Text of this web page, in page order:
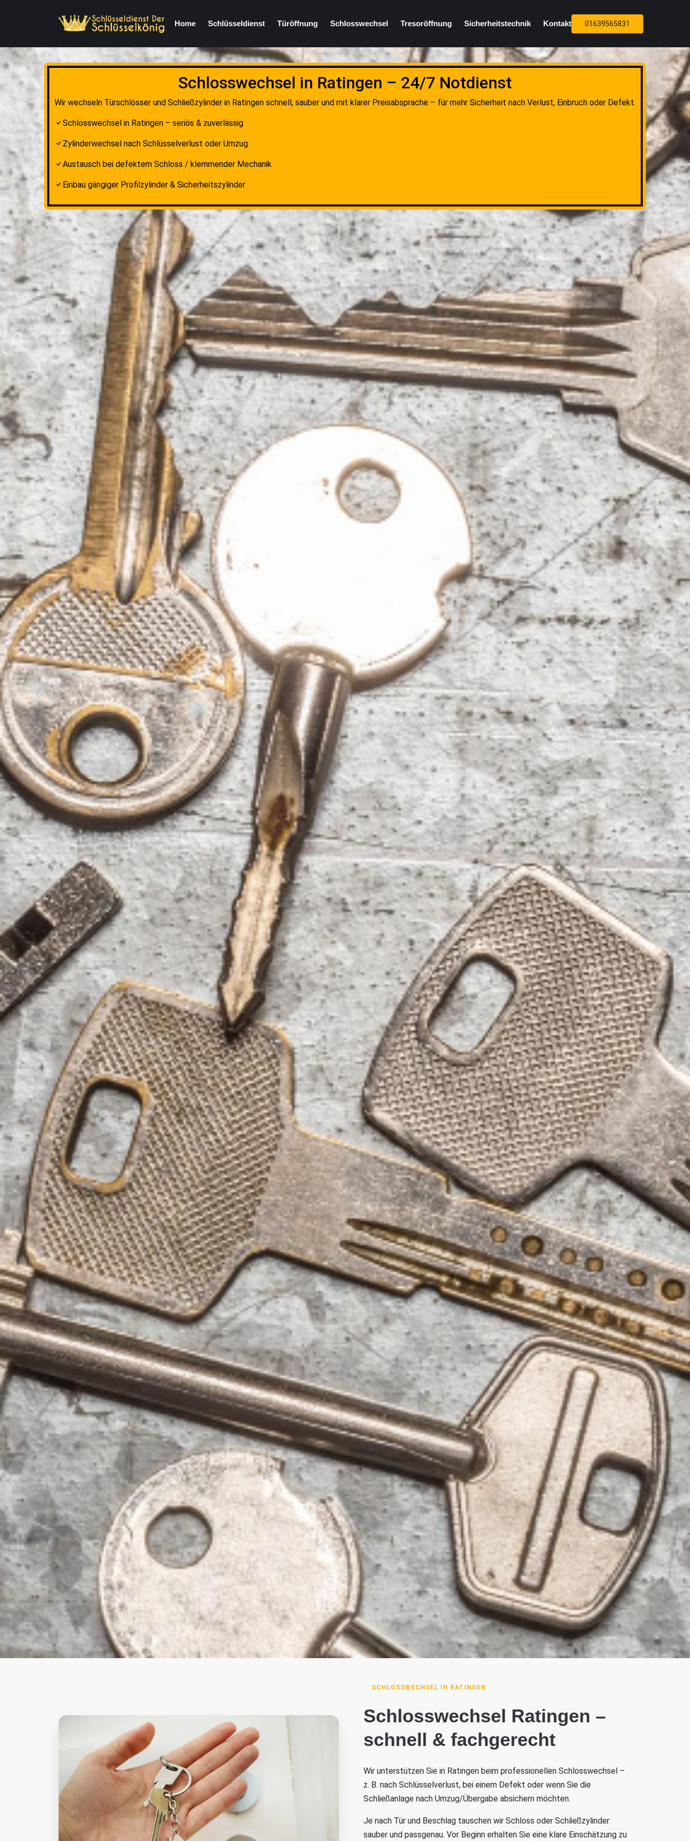
Home Schlüsseldienst Türöffnung Schlosswechsel Tresoröffnung Sicherheitstechnik Kontakt 01639565831
Schlosswechsel in Ratingen – 24/7 Notdienst
Wir wechseln Türschlösser und Schließzylinder in Ratingen schnell, sauber und mit klarer Preisabsprache – für mehr Sicherheit nach Verlust, Einbruch oder Defekt.
Schlosswechsel in Ratingen – seriös & zuverlässig
Zylinderwechsel nach Schlüsselverlust oder Umzug
Austausch bei defektem Schloss / klemmender Mechanik
Einbau gängiger Profilzylinder & Sicherheitszylinder
SCHLOSSWECHSEL IN RATINGEN
Schlosswechsel Ratingen –
schnell & fachgerecht
Wir unterstützen Sie in Ratingen beim professionellen Schlosswechsel –
z. B. nach Schlüsselverlust, bei einem Defekt oder wenn Sie die
Schließanlage nach Umzug/Übergabe absichern möchten.
Je nach Tür und Beschlag tauschen wir Schloss oder Schließzylinder
sauber und passgenau. Vor Beginn erhalten Sie eine klare Einschätzung zu